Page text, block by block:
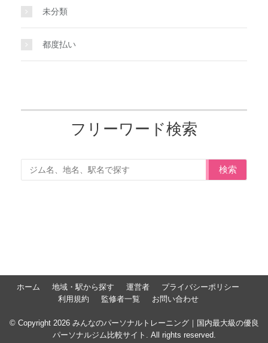
未分類
都度払い
フリーワード検索
検索
ホーム 地域・駅から探す 運営者
プライバシーポリシー
利用規約
監修者一覧 お問い合わせ
© Copyright 2026 みんなのパーソナルトレーニング｜国内最大級の優良
パーソナルジム比較サイト. All rights reserved.